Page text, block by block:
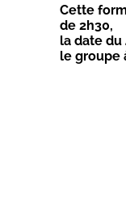
Cette
de 2h30,
la date
le groupe